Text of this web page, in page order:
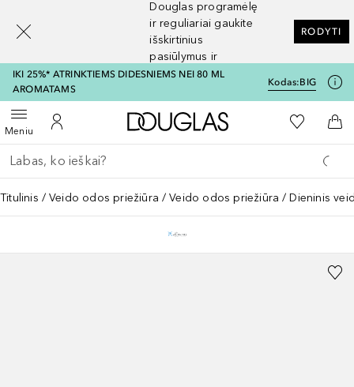
Douglas programėlę
ir reguliariai gaukite
išskirtinius
pasiūlymus ir
nuolaidas
RODYTI
IKI 25%* ATRINKTIEMS DIDESNIEMS NEI 80 ML
AROMATAMS
Kodas:BIG
MeniuAtidaryti meniuĮ mano paskyrą
Į Douglas pagrindinį
Į mano
Į
Grįžk atgal
Vykdykite paiešką
Titulinis Veido odos priežiūra Veido odos priežiūra Dieninis
[navigation.slideout.screenreader]